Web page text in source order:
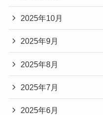
2025年10月
2025年9月
2025年8月
2025年7月
2025年6月